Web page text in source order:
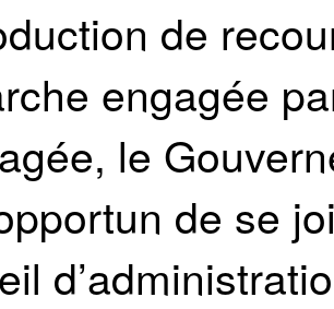
de
engagée
le
de se